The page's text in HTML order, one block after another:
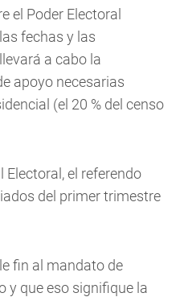
el Poder Electoral
fechas y las
a cabo la
apoyo necesarias
(el 20 % del censo
Electoral, el referendo
del primer trimestre
fin al mandato de
y que eso signifique la